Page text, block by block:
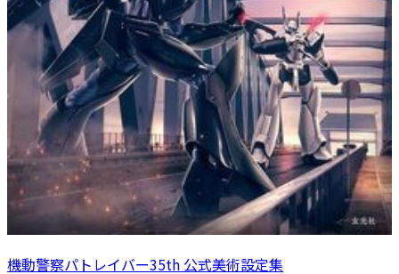
機動警察パトレイバー35th 公式美術設定集